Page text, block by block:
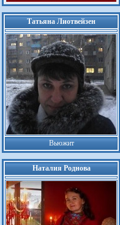
Татьяна Лиотвейзен
Вьюжит
Наталия Роднова